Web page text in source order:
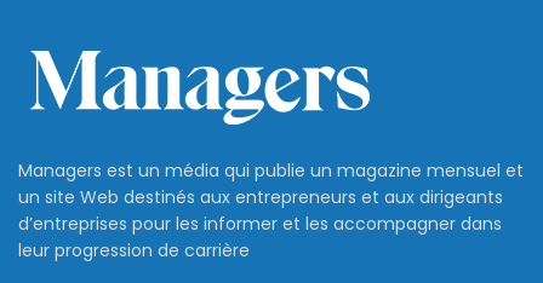
Managers est un média qui publie un magazine mensuel et
un site Web destinés aux entrepreneurs et aux dirigeants
d’entreprises pour les informer et les accompagner dans
leur progression de carrière